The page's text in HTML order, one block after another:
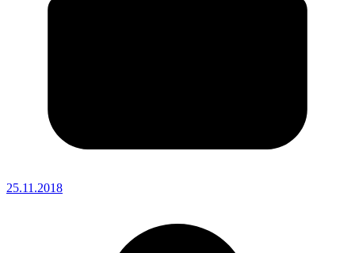
25.11.2018